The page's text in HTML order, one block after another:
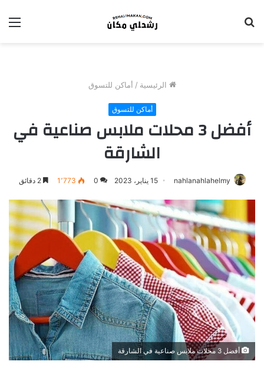
الرئيسية / أماكن للتسوق
أماكن للتسوق
أفضل 3 محلات ملابس صناعية في
الشارقة
nahlanahlahelmy 15 يناير، 2023 0 1٬773 2 دقائق
أفضل 3 محلات ملابس صناعية في الشارقة